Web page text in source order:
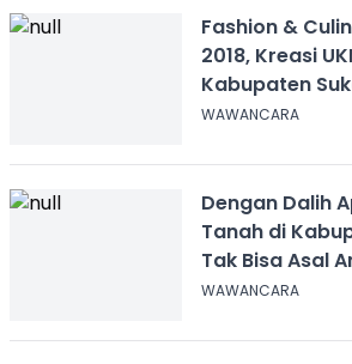
Fashion &
2018, Kreasi
Kabupaten
WAWANCARA
Dengan Dalih
Tanah di
Tak Bisa Asal
WAWANCARA